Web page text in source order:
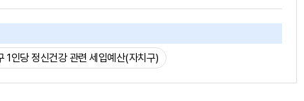
1인당 정신건강 관련 세입예산(자치구)